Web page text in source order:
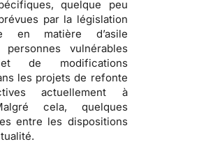
quelque peu
par la législation
en matière d’asile
vulnérables
de modifications
les projets de refonte
actuellement à
cela, quelques
entre les dispositions